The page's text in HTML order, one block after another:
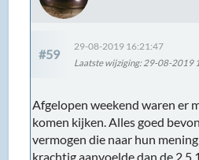
#59
29-08-2019 16:21:47
Laatste wijziging: 29-08-2019
Afgelopen weekend waren er
komen kijken. Alles goed
vermogen die naar hun
krachtig aanvoelde dan de 2.5